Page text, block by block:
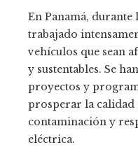
En Panamá, durante
trabajado
vehículos que sean
y sustentables. Se
proyectos y
prosperar la
contaminación y
eléctrica.